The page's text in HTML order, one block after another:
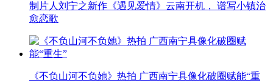
制片人刘宁之新作《遇见爱情》云南开机， 谱写小镇治
愈恋歌
《不负山河不负她》热拍 广西南宁具像化破圈赋能“重